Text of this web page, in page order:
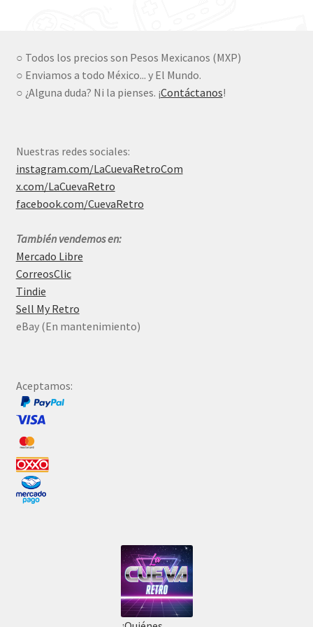
○ Todos los precios son Pesos Mexicanos (MXP)
○ Enviamos a todo México... y El Mundo.
○ ¿Alguna duda? Ni la pienses. ¡Contáctanos!
Nuestras redes sociales:
instagram.com/LaCuevaRetroCom
x.com/LaCuevaRetro
facebook.com/CuevaRetro
También vendemos en:
Mercado Libre
CorreosClic
Tindie
Sell My Retro
eBay (En mantenimiento)
Aceptamos: